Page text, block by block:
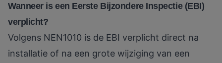
Wanneer is een Eerste Bijzondere Inspectie (EBI)
verplicht?
Volgens NEN1010 is de EBI verplicht direct na
installatie of na een grote wijziging van een